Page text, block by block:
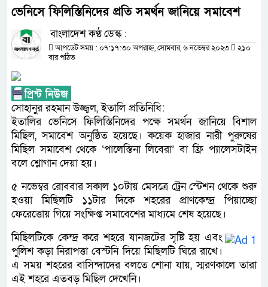
ভেনিসে ফিলিস্তিনিদের প্রতি সমর্থন জানিয়ে সমাবেশ
বাংলাদেশ কণ্ঠ ডেস্ক :
আপডেট সময় : ০৭:১৭:৩০ অপরাহ্ন, সোমবার, ৬ নভেম্বর ২০২৩
২১০
বার পঠিত
সোহানুর রহমান উজ্জ্বল, ইতালি প্রতিনিধি:
ইতালির ভেনিসে ফিলিস্তিনিদের পক্ষে সমর্থন জানিয়ে বিশাল
মিছিল, সমাবেশ অনুষ্ঠিত হয়েছে। কয়েক হাজার নারী পুরুষের
মিছিল সমাবেশ থেকে ‘পালেস্তিনা লিবেরা’ বা ফ্রি প্যালেসটাইন
বলে শ্লোগান দেয়া হয়।
৫ নভেম্বর রোববার সকাল ১০টায় মেসত্রে ট্রেন স্টেশন থেকে শুরু
হওয়া মিছিলটি ১১টার দিকে শহরের প্রাণকেন্দ্র পিয়াচ্ছো
ফেরেত্তোয় গিয়ে সংক্ষিপ্ত সমাবেশের মাধ্যমে শেষ হয়েছে।
মিছিলটিকে কেন্দ্র করে শহরে যানজটের সৃষ্টি হয় এবং
পুলিশ কড়া নিরাপত্তা বেস্টনি দিয়ে মিছিলটি ঘিরে রাখে।
এ সময় শহরের বাসিন্দাদের বলতে শোনা যায়, স্মরণকালে তারা
এই শহরে এতবড় মিছিল দেখেনি।